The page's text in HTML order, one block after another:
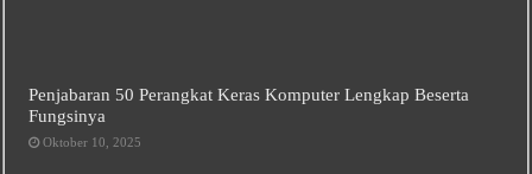
Penjabaran 50 Perangkat Keras Komputer Lengkap Beserta
Fungsinya
Oktober 10, 2025